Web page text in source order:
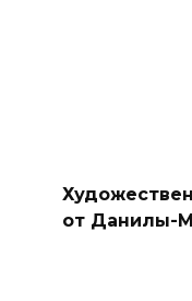
от Данилы-